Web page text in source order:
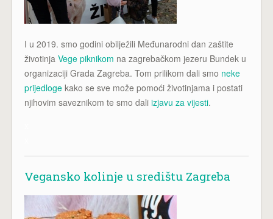
I u 2019. smo godini obilježili Međunarodni dan zaštite
životinja Vege piknikom na zagrebačkom jezeru Bundek u
organizaciji Grada Zagreba. Tom prilikom dali smo neke
prijedloge kako se sve može pomoći životinjama i postati
njihovim saveznikom te smo dali izjavu za vijesti.
Vegansko kolinje u središtu Zagreba